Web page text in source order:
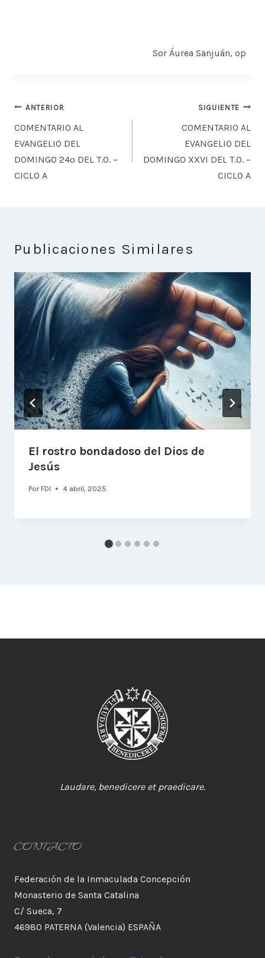
Sor Áurea Sanjuán, op
Navegación
de
entradas
ANTERIOR
COMENTARIO AL
EVANGELIO DEL
DOMINGO 24º DEL T.O. –
CICLO A
SIGUIENTE
COMENTARIO AL
EVANGELIO DEL
DOMINGO XXVI DEL T.O. –
CICLO A
Publicaciones Similares
El rostro bondadoso del Dios de
Jesús
Por FDI 4 abril, 2025
Laudare, benedicere et praedicare.
CONTACTO
Federación de la Inmaculada Concepción
Monasterio de Santa Catalina
C/ Sueca, 7
46980 PATERNA (Valencia) ESPAÑA